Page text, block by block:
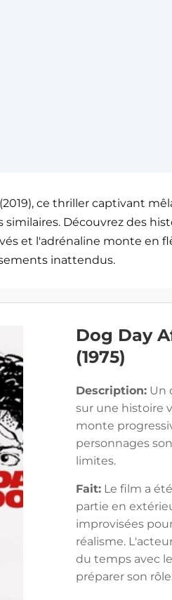
ce thriller captivant
similaires. Découvrez des
et l'adrénaline monte en
inattendus.
Dog Day
(1975)
Description: Un
sur une histoire
monte
personnages
limites.
Fait: Le film a
partie en
improvisées
réalisme.
du temps avec
préparer son